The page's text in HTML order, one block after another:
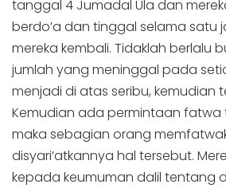
tanggal 4 Jumadal Ula dan
berdo’a dan tinggal selama satu
mereka kembali. Tidaklah berlalu
jumlah yang meninggal pada
menjadi di atas seribu, kemudian
Kemudian ada permintaan fatwa
maka sebagian orang
disyari’atkannya hal tersebut.
kepada keumuman dalil tentang